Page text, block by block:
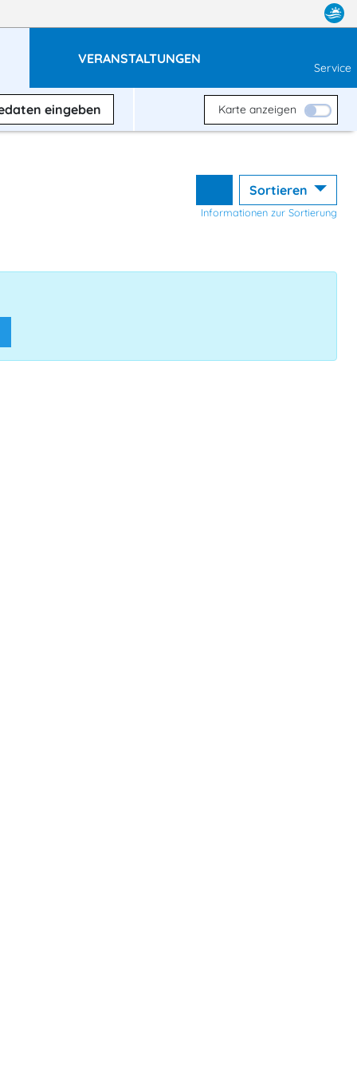
VERANSTALTUNGEN
Service
eingeben Karte anzeigen
Sortieren
Informationen zur Sortierung